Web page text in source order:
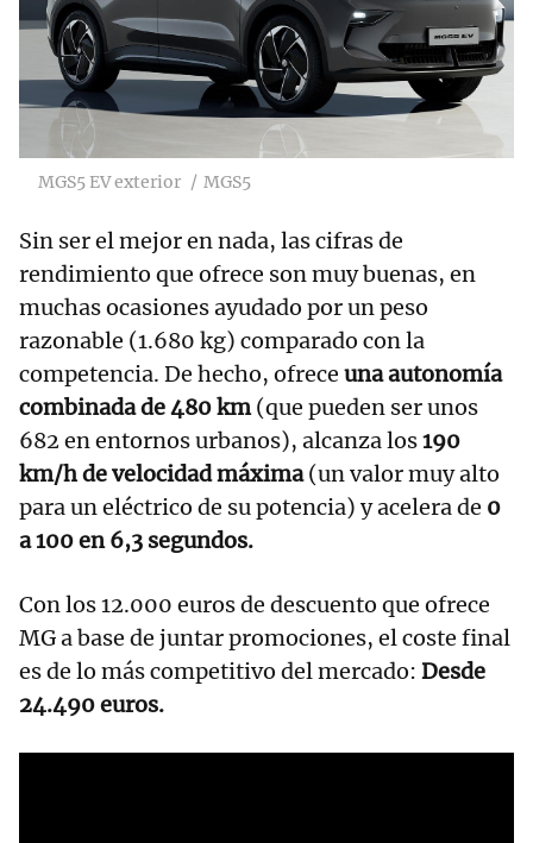
MGS5 EV exterior MGS5
Sin ser el mejor en nada, las cifras de
rendimiento que ofrece son muy buenas, en
muchas ocasiones ayudado por un peso
razonable (1.680 kg) comparado con la
competencia. De hecho, ofrece una autonomía
combinada de 480 km(que pueden ser unos
682 en entornos urbanos), alcanza los190
km/h de velocidad máxima(un valor muy alto
para un eléctrico de su potencia) y acelera de 0
a 100 en 6,3 segundos.
Con los 12.000 euros de descuento que ofrece
MG a base de juntar promociones, el coste final
es de lo más competitivo del mercado: Desde
24.490 euros.